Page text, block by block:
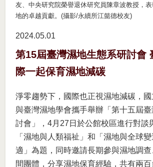
友、中央研究院榮譽退休研究員陳章波教授，
地的卓越貢獻。(攝影/永續所江懿德校友)
2024.05 01
第15屆臺灣濕地生態系研討會
際一起保育濕地減碳
淨零趨勢下，國際也正視濕地減碳，
與臺灣濕地學會攜手舉辦「第十五屆
討會」，4月27日於公館校區進行對談
「濕地與人類福祉」和「濕地與全球
適」為題，同時邀請長期參與濕地調
間團體，分享濕地保育經驗，共有兩